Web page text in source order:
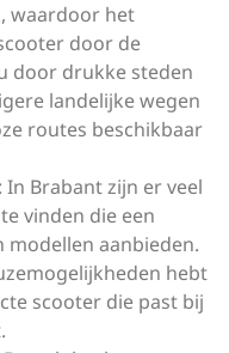
waardoor het
door de
door drukke steden
landelijke wegen
routes beschikbaar
Brabant zijn er veel
vinden die een
modellen aanbieden.
hebt
scooter die past bij